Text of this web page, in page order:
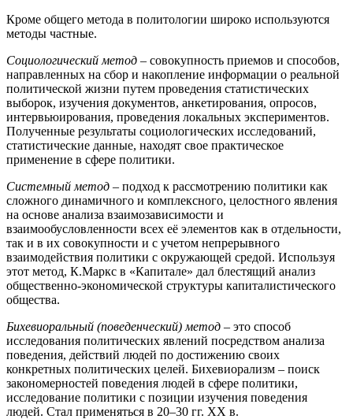
Кроме общего метода в политологии широко используются
методы частные.
Социологический метод – совокупность приемов и способов,
направленных на сбор и накопление информации о реальной
политической жизни путем проведения статистических
выборок, изучения документов, анкетирования, опросов,
интервьюирования, проведения локальных экспериментов.
Полученные результаты социологических исследований,
статистические данные, находят свое практическое
применение в сфере политики.
Системный метод – подход к рассмотрению политики как
сложного динамичного и комплексного, целостного явления
на основе анализа взаимозависимости и
взаимообусловленности всех её элементов как в отдельности,
так и в их совокупности и с учетом непрерывного
взаимодействия политики с окружающей средой. Используя
этот метод, К.Маркс в «Капитале» дал блестящий анализ
общественно-экономической структуры капиталистического
общества.
Бихевиоральный (поведенческий) метод – это способ
исследования политических явлений посредством анализа
поведения, действий людей по достижению своих
конкретных политических целей. Бихевиорализм – поиск
закономерностей поведения людей в сфере политики,
исследование политики с позиции изучения поведения
людей. Стал применяться в 20–30 гг. XX в.